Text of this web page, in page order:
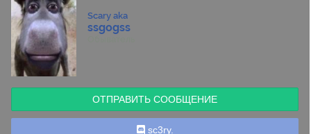
Scary aka
ssgogss
ОТПРАВИТЬ СООБЩЕНИЕ
sc3ry.